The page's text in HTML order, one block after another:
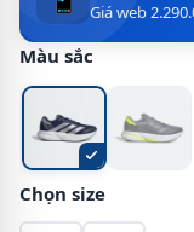
Giá web
Màu sắc
Chọn size